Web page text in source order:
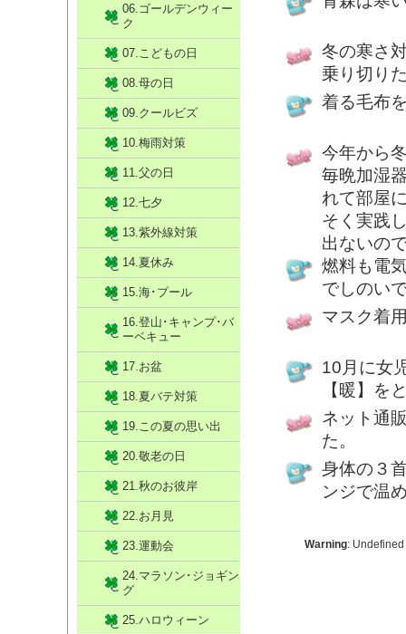
冬の寒さ
乗り切り
着る毛布
今年から
毎晩加湿
れて部屋
そく実践
出ないの
燃料も電
でしのい
マスク着
10月に女
【暖】を
ネット通
た。
身体の３
ンジで温
Warning:
06.ゴールデンウィー
ク
07.こどもの日
08.母の日
09.クールビズ
10.梅雨対策
11.父の日
12.七夕
13.紫外線対策
14.夏休み
15.海･プール
16.登山･キャンプ･バ
ーベキュー
17.お盆
18.夏バテ対策
19.この夏の思い出
20.敬老の日
21.秋のお彼岸
22.お月見
23.運動会
24.マラソン･ジョギン
グ
25.ハロウィーン